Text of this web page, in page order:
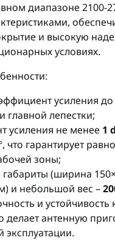
диапазоне 2100-
и высокую
условиях.
усиления до
главной лепестки;
усиления не менее 1
что гарантирует
зоны;
(ширина
и небольшой вес –
и
делает антенную
эксплуатации.